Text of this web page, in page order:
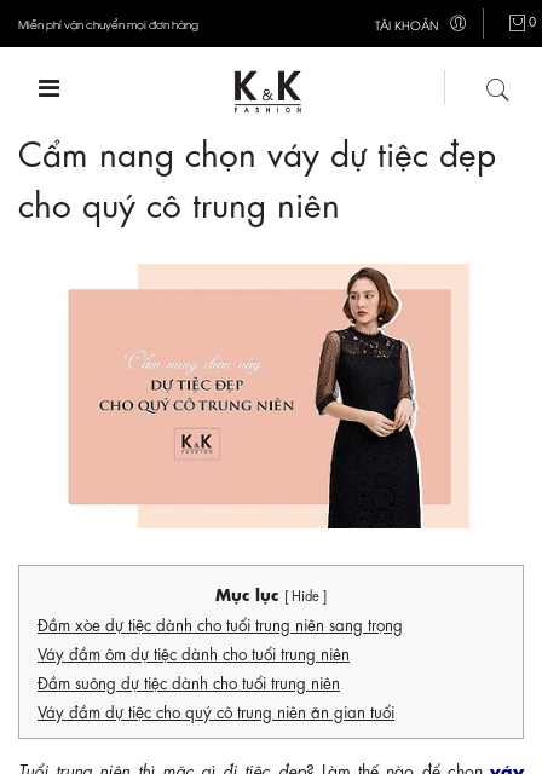
Miễn phí vận chuyển mọi đơn hàng TÀI KHOẢN 0
Cẩm nang chọn váy dự tiệc đẹp
cho quý cô trung niên
Mục lục [ Hide ]
Đầm xòe dự tiệc dành cho tuổi trung niên sang trọng
Váy đầm ôm dự tiệc dành cho tuổi trung niên
Đầm suông dự tiệc dành cho tuổi trung niên
Váy đầm dự tiệc cho quý cô trung niên ăn gian tuổi
Tuổi trung niên thì mặc gì đi tiệc đẹp? Làm thế nào để chọnváy